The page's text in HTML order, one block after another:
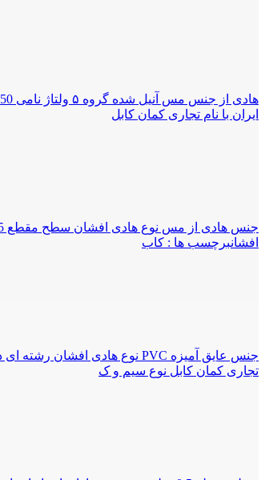
ایران با نام تجاری کمان کابل
افشانبرچسب ها : کاب
تجاری کمان کابل نوع سیم و ک